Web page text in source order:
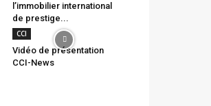
l’immobilier international
de prestige...
CCI
Vidéo de présentation
CCI-News